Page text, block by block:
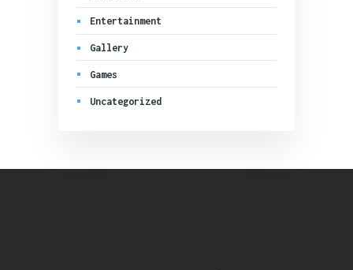
Entertainment
Gallery
Games
Uncategorized